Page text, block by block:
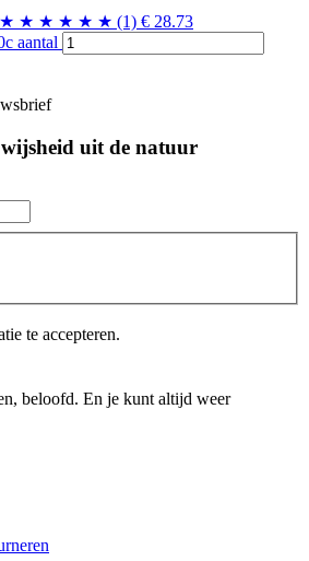
★ ★ ★ ★ ★ ★ (1) € 28.73
aantal
uit de natuur
te accepteren.
beloofd. En je kunt altijd weer